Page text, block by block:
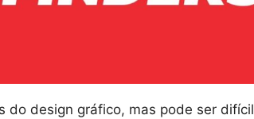
do design gráfico, mas pode ser difícil